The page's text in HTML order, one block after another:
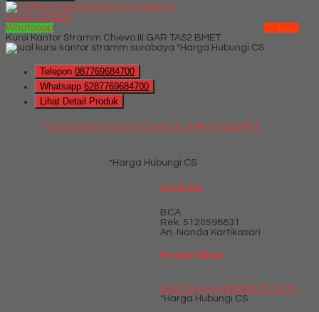
QUICK ORDER
Whatsapp
via SMS
Kursi Kantor Stramm Chievo III GAR TAS2 BMET
*Harga Hubungi CS
Telepon 087769684700
Whatsapp 6287769684700
Lihat Detail Produk
Kursi Kantor Stramm Chievo III GAR TAS2 BMET
*Harga Hubungi CS
Info Bank
BCA
Rek. 5120598831
An. Nanda Kartikasari
Produk Pilihan
Kursi Tunggu Indachi PS 74 TF
*Harga Hubungi CS